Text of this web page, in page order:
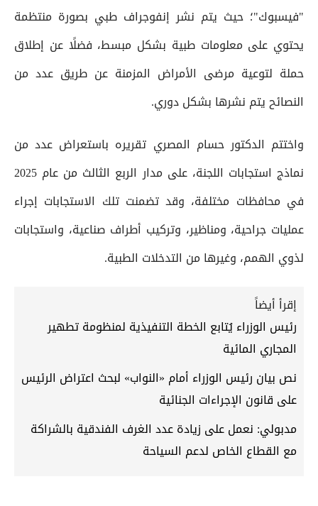
"فيسبوك"؛ حيث يتم نشر إنفوجراف طبي بصورة منتظمة
يحتوي على معلومات طبية بشكل مبسط، فضلًا عن إطلاق
حملة لتوعية مرضى الأمراض المزمنة عن طريق عدد من
النصائح يتم نشرها بشكل دوري.
واختتم الدكتور حسام المصري تقريره باستعراض عدد من
نماذج استجابات اللجنة، على مدار الربع الثالث من عام 2025
في محافظات مختلفة، وقد تضمنت تلك الاستجابات إجراء
عمليات جراحية، ومناظير، وتركيب أطراف صناعية، واستجابات
لذوي الهمم، وغيرها من التدخلات الطبية.
إقرأ أيضاً
رئيس الوزراء يُتابع الخطة التنفيذية لمنظومة تطهير
المجاري المائية
نص بيان رئيس الوزراء أمام «النواب» لبحث اعتراض الرئيس
على قانون الإجراءات الجنائية
مدبولي: نعمل على زيادة عدد الغرف الفندقية بالشراكة
مع القطاع الخاص لدعم السياحة